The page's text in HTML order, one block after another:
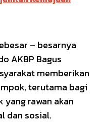
– besarnya
AKBP Bagus
memberikan
terutama bagi
yang rawan akan
dan sosial.